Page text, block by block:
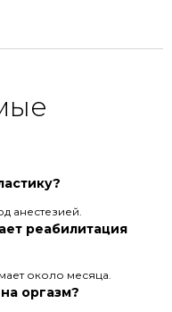
анестезией.
реабилитация
около месяца.
оргазм?